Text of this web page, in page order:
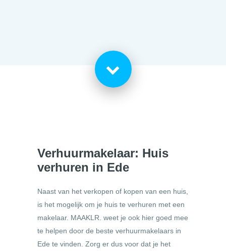
Verhuurmakelaar: Huis
verhuren in Ede
Naast van het verkopen of kopen van een huis,
is het mogelijk om je huis te verhuren met een
makelaar. MAAKLR. weet je ook hier goed mee
te helpen door de beste verhuurmakelaars in
Ede te vinden. Zorg er dus voor dat je het